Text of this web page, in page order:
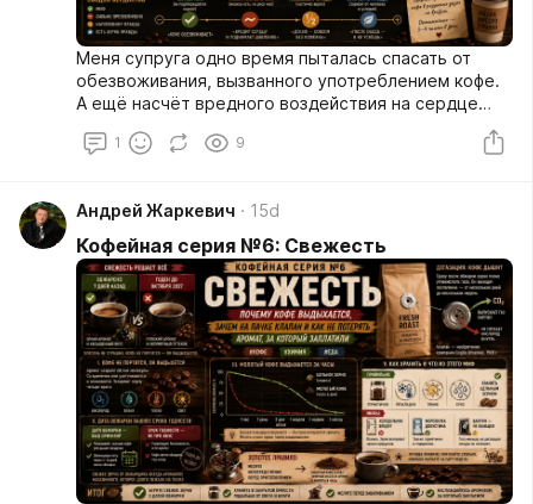
Меня супруга одно время пыталась спасать от
обезвоживания, вызванного употреблением кофе.
А ещё насчёт вредного воздействия на сердце
подуспокоилась, но пришлось долго и настойчиво
1 9
Андрей Жаркевич 15d
Кофейная серия №6: Свежесть